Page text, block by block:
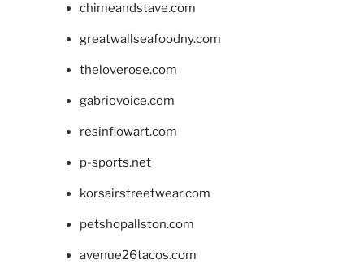
chimeandstave.com
greatwallseafoodny.com
theloverose.com
gabriovoice.com
resinflowart.com
p-sports.net
korsairstreetwear.com
petshopallston.com
avenue26tacos.com